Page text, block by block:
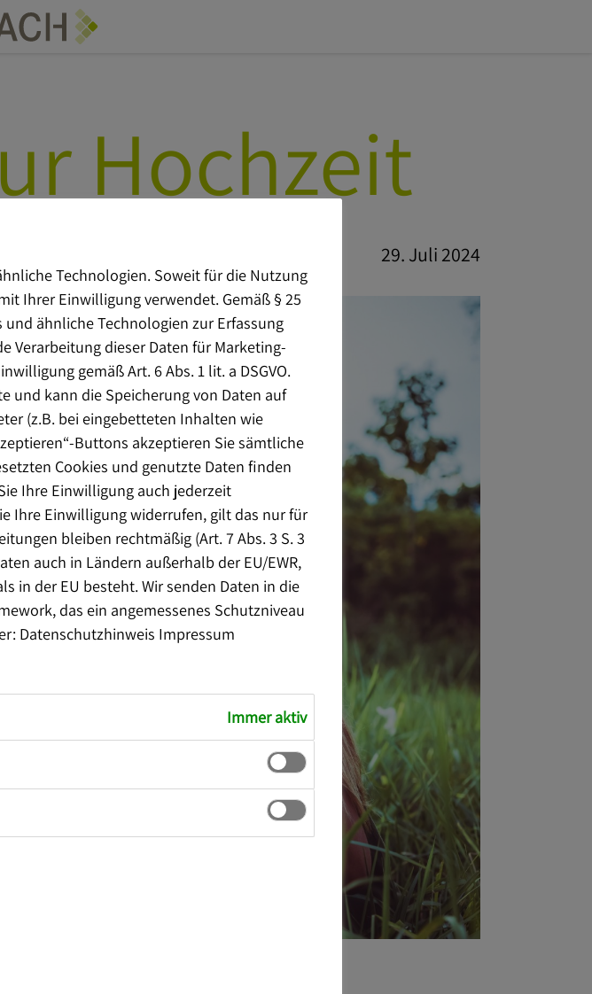
Hochzeit
29. Juli 2024
Technologien. Soweit für die Nutzung
Ihrer Einwilligung verwendet. Gemäß § 25
ähnliche Technologien zur Erfassung
Verarbeitung dieser Daten für Marketing-
gemäß Art. 6 Abs. 1 lit. a DSGVO.
und kann die Speicherung von Daten auf
(z.B. bei eingebetteten Inhalten wie
Buttons akzeptieren Sie sämtliche
Cookies und genutzte Daten finden
Ihre Einwilligung auch jederzeit
Ihre Einwilligung widerrufen, gilt das nur für
bleiben rechtmäßig (Art. 7 Abs. 3 S. 3
auch in Ländern außerhalb der EU/EWR,
in der EU besteht. Wir senden Daten in die
das ein angemessenes Schutzniveau
Datenschutzhinweis Impressum
Immer aktiv